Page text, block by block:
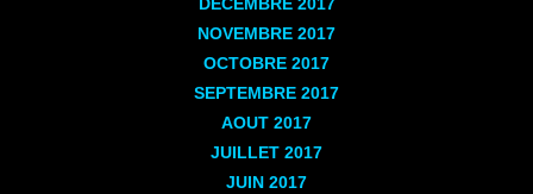
DECEMBRE2017
NOVEMBRE 2017
OCTOBRE 2017
SEPTEMBRE 2017
AOUT 2017
JUILLET 2017
JUIN 2017